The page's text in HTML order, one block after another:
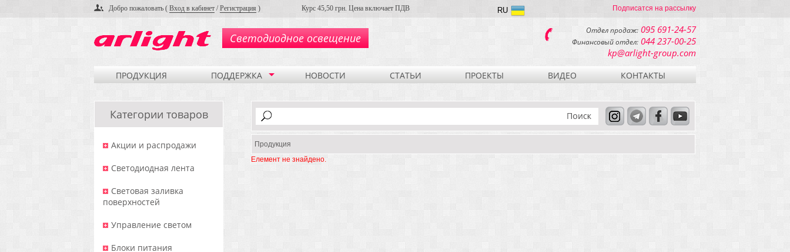
Добро пожаловать ( Вход в кабинет /Регистрация ) Курс 45,50 грн. Цена включает ПДВ Подписатся на рассылку
RU
Светодиодное освещение
Отдел продаж: 095 691-24-57
Финансовый отдел: 044 237-00-25
kp@arlight-group.com
ПРОДУКЦИЯ ПОДДЕРЖКА НОВОСТИ СТАТЬИ ПРОЕКТЫ ВИДЕО КОНТАКТЫ
Категории товаров
Акции и распродажи
Светодиодная лента
Световая заливка
поверхностей
Управление светом
Блоки питания
Продукция
Елемент не знайдено.